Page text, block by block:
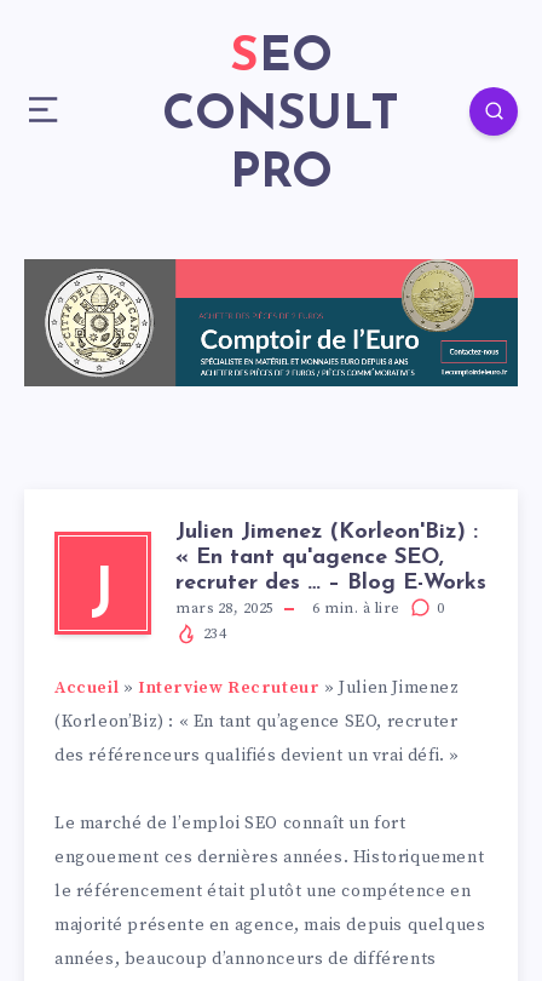
SEO
CONSULT
PRO
J
Julien Jimenez (Korleon'Biz) :
« En tant qu'agence SEO,
recruter des … – Blog E-Works
mars 28, 2025 6 min. à lire
0
234
Accueil » Interview Recruteur »Julien Jimenez
(Korleon’Biz) : « En tant qu’agence SEO, recruter
des référenceurs qualifiés devient un vrai défi. »
Le marché de l’emploi SEO connaît un fort
engouement ces dernières années. Historiquement
le référencement était plutôt une compétence en
majorité présente en agence, mais depuis quelques
années, beaucoup d’annonceurs de différents